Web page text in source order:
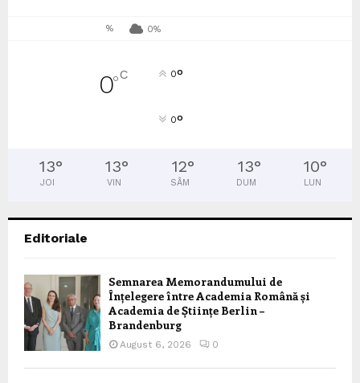
% 0%
0°C 0°
0°
13°
JOI
13°
VIN
12°
SÂM
13°
DUM
10°
LUN
Editoriale
Semnarea Memorandumului de
Înțelegere între Academia Română și
Academia de Științe Berlin –
Brandenburg
August 6, 2026 0